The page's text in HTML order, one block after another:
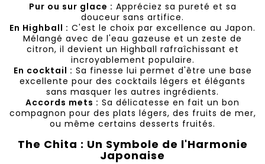
Pur ou sur glace : Appréciez sa pureté et sa
douceur sans artifice.
En Highball : C'est le choix par excellence au Japon.
Mélangé avec de l'eau gazeuse et un zeste de
citron, il devient un Highball rafraîchissant et
incroyablement populaire.
En cocktail : Sa finesse lui permet d'être une base
excellente pour des cocktails légers et élégants
sans masquer les autres ingrédients.
Accords mets : Sa délicatesse en fait un bon
compagnon pour des plats légers, des fruits de mer,
ou même certains desserts fruités.
The Chita : Un Symbole de l'Harmonie
Japonaise